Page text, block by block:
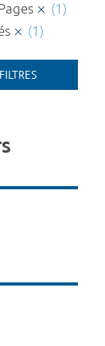
(1)
(1)